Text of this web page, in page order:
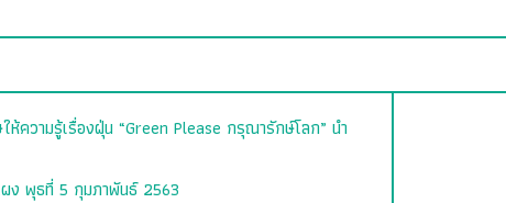
ความรู้เรื่องฝุ่น “Green Please กรุณารักษ์โลก” นำ
ผง พุธที่ 5 กุมภาพันธ์ 2563